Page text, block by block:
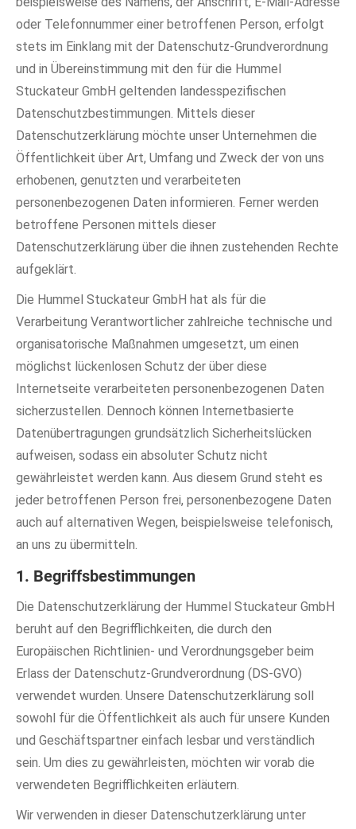
oder Telefonnummer einer betroffenen Person, erfolgt
stets im Einklang mit der Datenschutz-Grundverordnung
und in Übereinstimmung mit den für die Hummel
Stuckateur GmbH geltenden landesspezifischen
Datenschutzbestimmungen. Mittels dieser
Datenschutzerklärung möchte unser Unternehmen die
Öffentlichkeit über Art, Umfang und Zweck der von uns
erhobenen, genutzten und verarbeiteten
personenbezogenen Daten informieren. Ferner werden
betroffene Personen mittels dieser
Datenschutzerklärung über die ihnen zustehenden Rechte
aufgeklärt.
Die Hummel Stuckateur GmbH hat als für die
Verarbeitung Verantwortlicher zahlreiche technische und
organisatorische Maßnahmen umgesetzt, um einen
möglichst lückenlosen Schutz der über diese
Internetseite verarbeiteten personenbezogenen Daten
sicherzustellen. Dennoch können Internetbasierte
Datenübertragungen grundsätzlich Sicherheitslücken
aufweisen, sodass ein absoluter Schutz nicht
gewährleistet werden kann. Aus diesem Grund steht es
jeder betroffenen Person frei, personenbezogene Daten
auch auf alternativen Wegen, beispielsweise telefonisch,
an uns zu übermitteln.
1. Begriffsbestimmungen
Die Datenschutzerklärung der Hummel Stuckateur GmbH
beruht auf den Begrifflichkeiten, die durch den
Europäischen Richtlinien- und Verordnungsgeber beim
Erlass der Datenschutz-Grundverordnung (DS-GVO)
verwendet wurden. Unsere Datenschutzerklärung soll
sowohl für die Öffentlichkeit als auch für unsere Kunden
und Geschäftspartner einfach lesbar und verständlich
sein. Um dies zu gewährleisten, möchten wir vorab die
verwendeten Begrifflichkeiten erläutern.
Wir verwenden in dieser Datenschutzerklärung unter